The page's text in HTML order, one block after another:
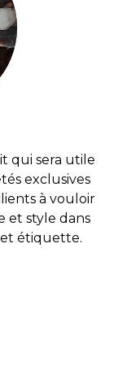
qui sera utile
exclusives
à vouloir
et style dans
étiquette.